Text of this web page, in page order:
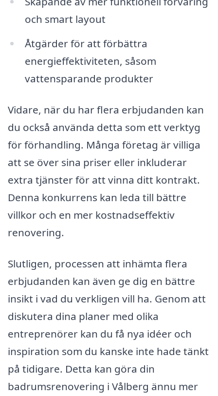
och smart layout
Åtgärder för att förbättra
energieffektiviteten, såsom
vattensparande produkter
Vidare, när du har flera erbjudanden kan
du också använda detta som ett verktyg
för förhandling. Många företag är villiga
att se över sina priser eller inkluderar
extra tjänster för att vinna ditt kontrakt.
Denna konkurrens kan leda till bättre
villkor och en mer kostnadseffektiv
renovering.
Slutligen, processen att inhämta flera
erbjudanden kan även ge dig en bättre
insikt i vad du verkligen vill ha. Genom att
diskutera dina planer med olika
entreprenörer kan du få nya idéer och
inspiration som du kanske inte hade tänkt
på tidigare. Detta kan göra din
badrumsrenovering i Vålberg ännu mer